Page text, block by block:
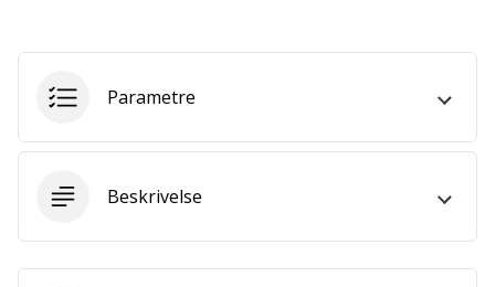
samme
som
Så
sammen.
Parametre
Beskrivelse